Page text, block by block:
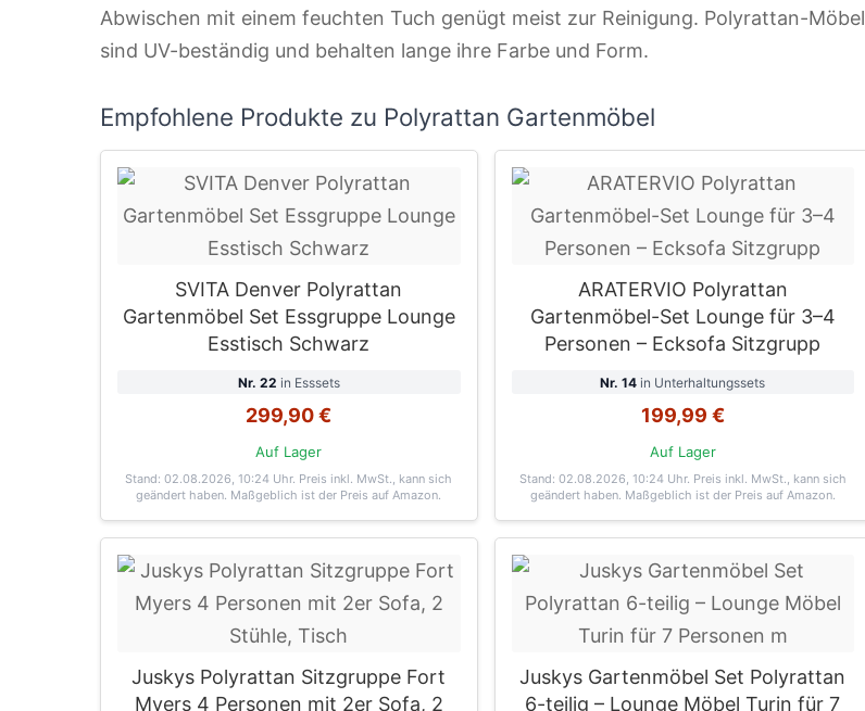
Abwischen mit einem feuchten Tuch genügt meist zur Reinigung. Polyrattan-Möbel
sind UV-beständig und behalten lange ihre Farbe und Form.
Empfohlene Produkte zu Polyrattan Gartenmöbel
SVITA Denver Polyrattan
Gartenmöbel Set Essgruppe Lounge
Esstisch Schwarz
Nr. 22 in Esssets
299,90 €
Auf Lager
Stand: 02.08.2026, 10:24 Uhr. Preis inkl. MwSt., kann sich
geändert haben. Maßgeblich ist der Preis auf Amazon.
ARATERVIO Polyrattan
Gartenmöbel-Set Lounge für 3–4
Personen – Ecksofa Sitzgrupp
Nr. 14 in Unterhaltungssets
199,99 €
Auf Lager
Stand: 02.08.2026, 10:24 Uhr. Preis inkl. MwSt., kann sich
geändert haben. Maßgeblich ist der Preis auf Amazon.
Juskys Polyrattan Sitzgruppe Fort
Myers 4 Personen mit 2er Sofa, 2
Juskys Gartenmöbel Set Polyrattan
6-teilig – Lounge Möbel Turin für 7